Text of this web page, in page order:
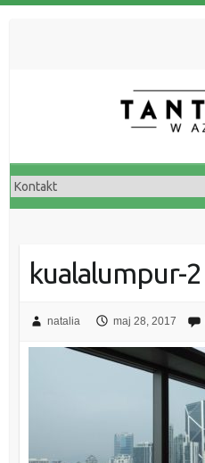
kualalumpur-2
natalia maj 28, 2017